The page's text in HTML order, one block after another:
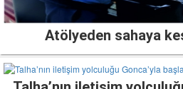
Atölyeden sahaya